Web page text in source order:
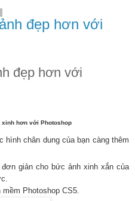
đẹp hơn với
đẹp hơn với
xinh hơn với Photoshop
chân dung của bạn càng thêm
giản cho bức ảnh xinh xắn của
Photoshop CS5.